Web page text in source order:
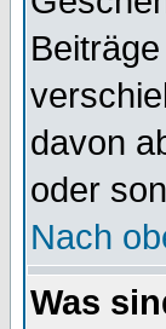
davon
oder
Nach
Was